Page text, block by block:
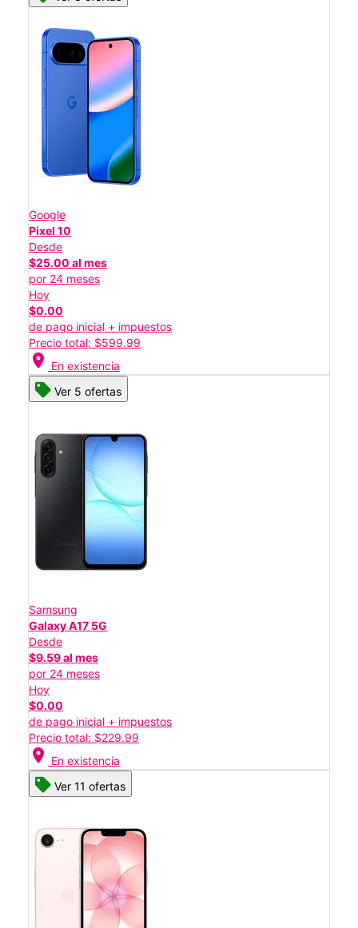
Google
Pixel 10
Desde
$25.00 al mes
por 24 meses
Hoy
$0.00
de pago inicial + impuestos
Precio total: $599.99
location_on En existencia
Ver 5 ofertas
Samsung
Galaxy A17 5G
Desde
$9.59 al mes
por 24 meses
Hoy
$0.00
de pago inicial + impuestos
Precio total: $229.99
location_on En existencia
Ver 11 ofertas